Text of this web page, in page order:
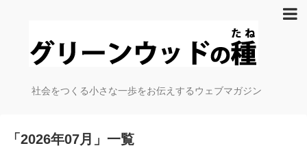
社会をつくる小さな一歩をお伝えするウェブマガジン
「 2026年07月 」 一覧